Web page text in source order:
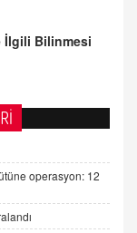
dijital hukukun
Alınmalı?
operasyon: 12